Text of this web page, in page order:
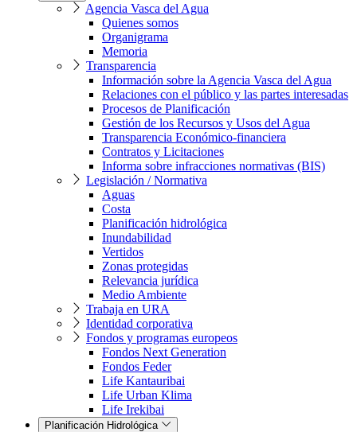
Agencia Vasca del Agua
Quienes somos
Organigrama
Memoria
Transparencia
Información sobre la Agencia Vasca del Agua
Relaciones con el público y las partes interesadas
Procesos de Planificación
Gestión de los Recursos y Usos del Agua
Transparencia Económico-financiera
Contratos y Licitaciones
Informa sobre infracciones normativas (BIS)
Legislación / Normativa
Aguas
Costa
Planificación hidrológica
Inundabilidad
Vertidos
Zonas protegidas
Relevancia jurídica
Medio Ambiente
Trabaja en URA
Identidad corporativa
Fondos y programas europeos
Fondos Next Generation
Fondos Feder
Life Kantauribai
Life Urban Klima
Life Irekibai
Planificación Hidrológica